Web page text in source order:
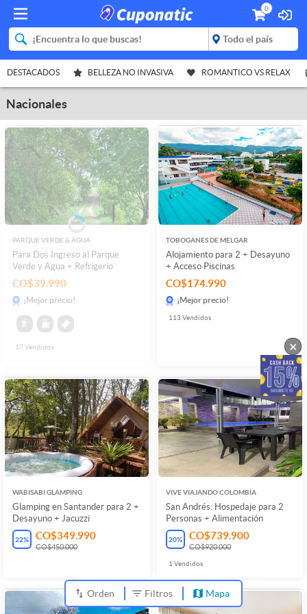
0
DESTACADOS BELLEZA NO INVASIVA ROMANTICO VS RELAX
Nacionales
PARQUE VERDE & AGUA
Para Dos Ingreso al Parque
Verde y Agua + Refrigerio
CO$39.990
¡Mejor precio!
17 Vendidos
TOBOGANES DE MELGAR
Alojamiento para 2 + Desayuno
+ Acceso Piscinas
CO$174.990
¡Mejor precio!
113Vendidos
WABISABI GLAMPING
Glamping en Santander para 2 +
Desayuno + Jacuzzi
22% CO$349.990
CO$450.000
VIVE VIAJANDO COLOMBIA
San Andrés: Hospedaje para 2
Personas + Alimentación
20% CO$739.900
CO$920.000
1 Vendidos
Orden Filtros Mapa
×